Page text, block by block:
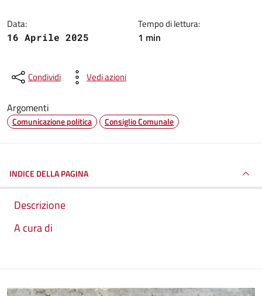
Data:
16 Aprile 2025
Tempo di lettura:
1 min
Condividi Vedi azioni
Argomenti
Comunicazione politica Consiglio Comunale
INDICE DELLA PAGINA
Descrizione
A cura di